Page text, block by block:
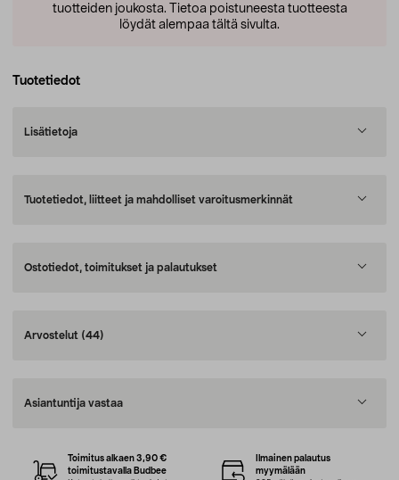
tuotteiden joukosta. Tietoa poistuneesta tuotteesta
löydät alempaa tältä sivulta.
Tuotetiedot
Lisätietoja
Tuotetiedot, liitteet ja mahdolliset varoitusmerkinnät
Ostotiedot, toimitukset ja palautukset
Arvostelut (44)
Asiantuntija vastaa
Toimitus alkaen 3,90 €
toimitustavalla Budbee
Ilmainen palautus
myymälään